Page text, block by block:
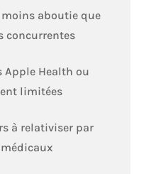
aboutie que
concurrentes
Apple Health ou
limitées
à relativiser par